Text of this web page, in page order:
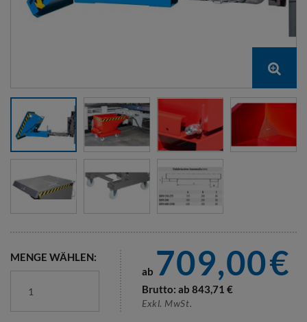
MENGE WÄHLEN:
ab 709,00€
Brutto: ab 843,71 €
Exkl. MwSt.